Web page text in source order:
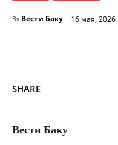
By Вести Баку 16 мая, 2026
SHARE
Вести Баку